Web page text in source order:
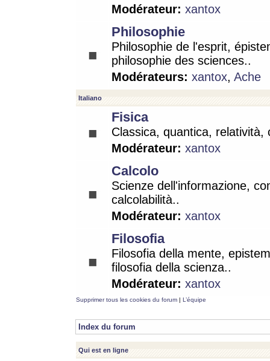
Modérateur: xantox
Philosophie
Philosophie de l'esprit,
philosophie des sciences..
Modérateurs: xantox, Ache
Italiano
Fisica
Classica, quantica, relatività,
Modérateur: xantox
Calcolo
Scienze dell'informazione,
calcolabilità..
Modérateur: xantox
Filosofia
Filosofia della mente,
filosofia della scienza..
Modérateur: xantox
Supprimer tous les cookies du forum | L’équipe
Index du forum
Qui est en ligne